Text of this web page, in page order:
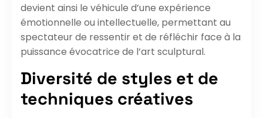
devient ainsi le véhicule d’une expérience
émotionnelle ou intellectuelle, permettant au
spectateur de ressentir et de réfléchir face à la
puissance évocatrice de l’art sculptural.
Diversité de styles et de
techniques créatives